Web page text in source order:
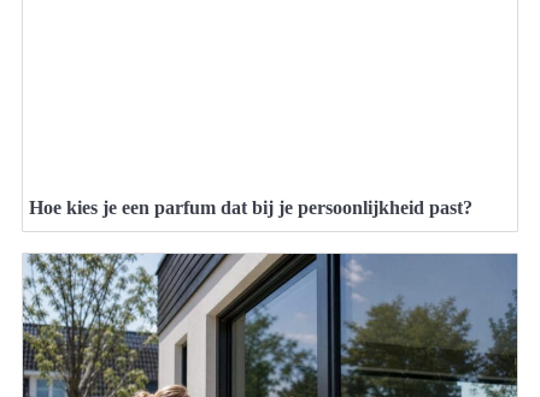
Hoe kies je een parfum dat bij je persoonlijkheid past?